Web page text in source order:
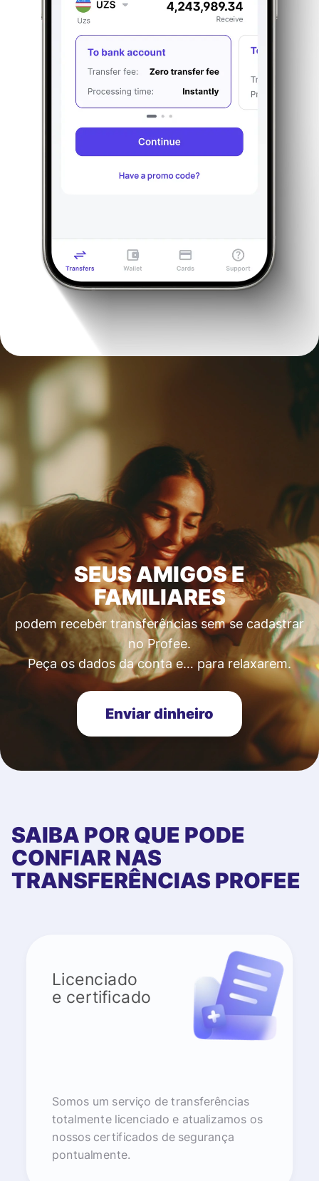
SEUS AMIGOS E
FAMILIARES
podem receber transferências sem se cadastrar
no Profee.
Peça os dados da conta e… para relaxarem.
Enviar dinheiro
SAIBA POR QUE PODE
CONFIAR NAS
TRANSFERÊNCIAS PROFEE
Licenciado
e certificado
Somos um serviço de transferências
totalmente licenciado e atualizamos os
nossos certificados de segurança
pontualmente.